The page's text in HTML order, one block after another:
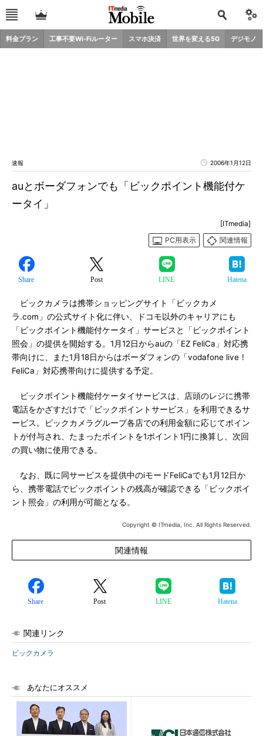
料金プラン 工事不要Wi-Fiルーター スマホ決済 世界を変える5G デジモノ
速報 2006年1月12日
auとボーダフォンでも「ビックポイント機能付ケ
ータイ」
[ITmedia]
PC用表示
関連情報
Share Post LINE Hatena
ビックカメラは携帯ショッピングサイト「ビックカメ
ラ.com」の公式サイト化に伴い、ドコモ以外のキャリアにも
「ビックポイント機能付ケータイ」サービスと「ビックポイント
照会」の提供を開始する。1月12日からauの「EZ FeliCa」対応携
帯向けに、また1月18日からはボーダフォンの「vodafone live！
FeliCa」対応携帯向けに提供する予定。
ビックポイント機能付ケータイサービスは、店頭のレジに携帯
電話をかざすだけで「ビックポイントサービス」を利用できるサ
ービス。ビックカメラグループ各店での利用金額に応じてポイン
トが付与され、たまったポイントを1ポイント1円に換算し、次回
の買い物に使用できる。
なお、既に同サービスを提供中のiモードFeliCaでも1月12日か
ら、携帯電話でビックポイントの残高が確認できる「ビックポイ
ント照会」の利用が可能となる。
Copyright © ITmedia, Inc. All Rights Reserved.
関連情報
Share Post LINE Hatena
関連リンク
ビックカメラ
あなたにオススメ